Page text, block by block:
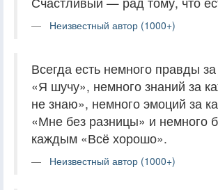
Неизвестный автор (1000+)
Всегда есть немного правды
«Я шучу», немного знаний за
не знаю», немного эмоций за
«Мне без разницы» и немного
каждым «Всё хорошо».
Неизвестный автор (1000+)